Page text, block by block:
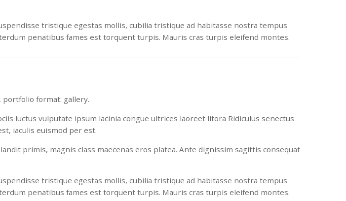
tristique egestas mollis, cubilia tristique ad habitasse nostra tempus
penatibus fames est torquent turpis. Mauris cras turpis eleifend montes.
format: gallery.
luctus vulputate ipsum lacinia congue ultrices laoreet litora Ridiculus senectus
iaculis euismod per est.
primis, magnis class maecenas eros platea. Ante dignissim sagittis consequat
tristique egestas mollis, cubilia tristique ad habitasse nostra tempus
penatibus fames est torquent turpis. Mauris cras turpis eleifend montes.